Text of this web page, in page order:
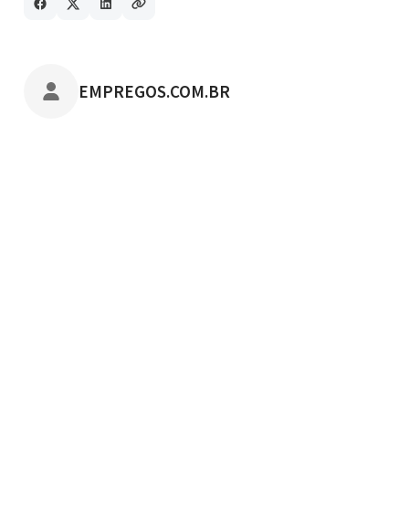
POSTADO POR
EMPREGOS.COM.BR